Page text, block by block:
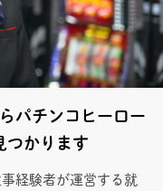
パチンコヒーロー
つかります
経験者が運営する就